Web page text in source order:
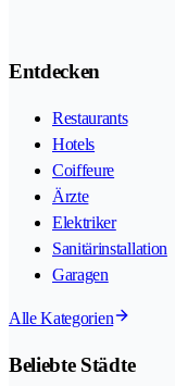
Entdecken
Restaurants
Hotels
Coiffeure
Ärzte
Elektriker
Sanitärinstallation
Garagen
Alle Kategorien
Beliebte Städte